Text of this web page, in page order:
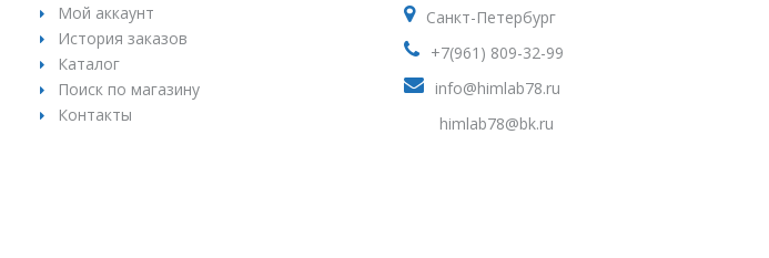
Мой аккаунт
История заказов
Каталог
Поиск по магазину
Контакты
Санкт-Петербург
+7(961) 809-32-99
info@himlab78.ru
himlab78@bk.ru